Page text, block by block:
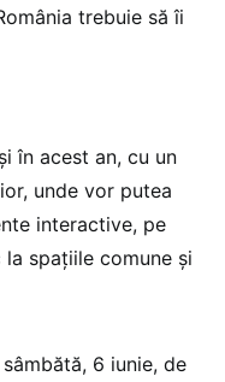
trebuie să îi
în acest an, cu un
unde vor putea
interactive, pe
spațiile comune și
6 iunie, de